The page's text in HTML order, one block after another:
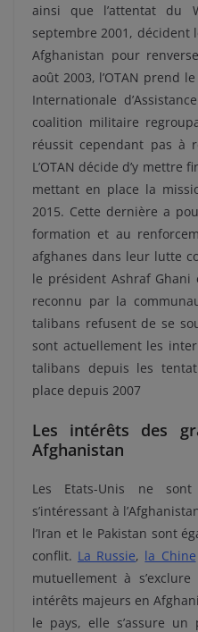
ainsi que l’attentat du
septembre 2001, décident
Afghanistan pour
août 2003, l’OTAN prend
Internationale
coalition militaire
réussit cependant pas à
L’OTAN décide d’y mettre
mettant en place la
2015. Cette dernière a
formation et au
afghanes dans leur lutte
le président Ashraf
reconnu par la
talibans refusent de se
sont actuellement les
talibans depuis les
place depuis 2007
Les intérêts des
Afghanistan
Les Etats-Unis ne
s’intéressant à
l’Iran et le Pakistan sont
conflit. La Russie, la Chine
mutuellement à
intérêts majeurs en
le pays, elle s’assure